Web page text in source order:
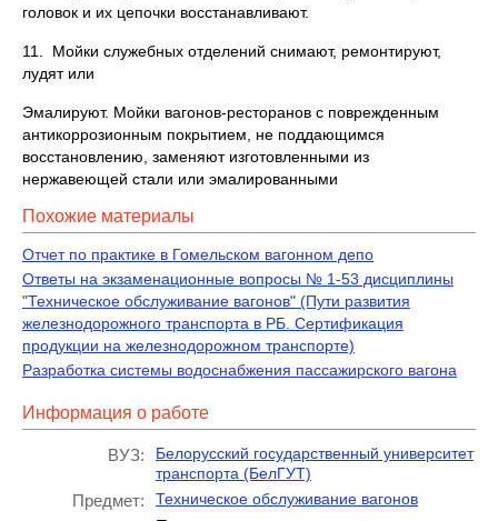
головок и их цепочки восстанавливают.
11. Мойки служебных отделений снимают, ремонтируют,
лудят или
Эмалируют. Мойки вагонов-ресторанов с поврежденным
антикоррозионным покрытием, не поддающимся
восстановлению, заменяют изготовленными из
нержавеющей стали или эмалированными
Похожие материалы
Отчет по практике в Гомельском вагонном депо
Ответы на экзаменационные вопросы № 1-53 дисциплины
"Техническое обслуживание вагонов" (Пути развития
железнодорожного транспорта в РБ. Сертификация
продукции на железнодорожном транспорте)
Разработка системы водоснабжения пассажирского вагона
Информация о работе
ВУЗ:
Белорусский государственный университет
транспорта (БелГУТ)
Предмет: Техническое обслуживание вагонов